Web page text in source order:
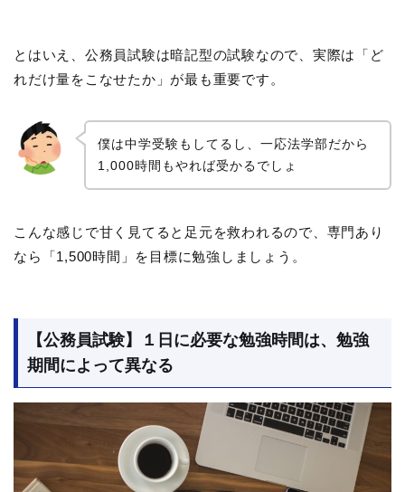
とはいえ、公務員試験は暗記型の試験なので、実際は「ど
れだけ量をこなせたか」が最も重要です。
僕は中学受験もしてるし、一応法学部だから
1,000時間もやれば受かるでしょ
こんな感じで甘く見てると足元を救われるので、専門あり
なら「1,500時間」を目標に勉強しましょう。
【公務員試験】１日に必要な勉強時間は、勉強
期間によって異なる